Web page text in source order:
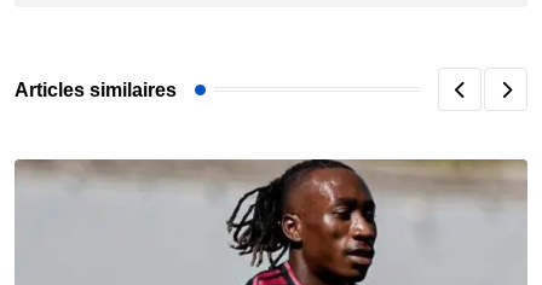
Articles similaires